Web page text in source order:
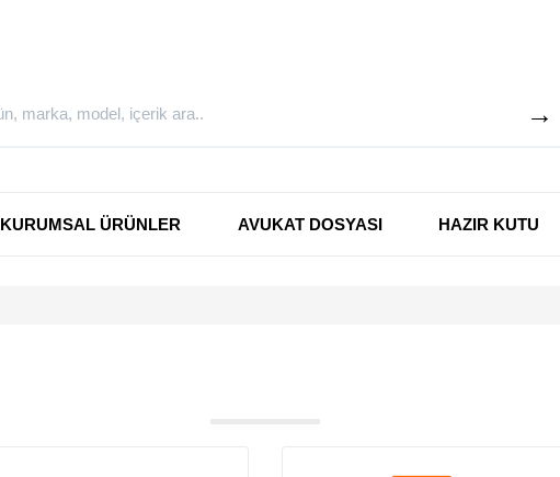
KURUMSAL ÜRÜNLER AVUKAT DOSYASI HAZIR KUTU